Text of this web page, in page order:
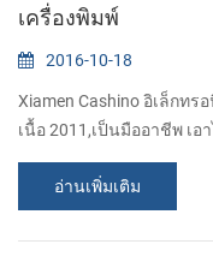
เครื่องพิมพ์
2016-10-18
Xiamen Cashino อิเล็กท
เนื้อ 2011,เป็นมืออาชีพ เ
ในปี 2011 เราพัฒนา เครื่
เครื่องพิมพ์ถูกจำโดยทั่วโ
เหล่าอัศวินราชินีและอสร
ขาวเลือกเพิ่ม (2) มินิ ขนา
อ่านเพิ่มเติม